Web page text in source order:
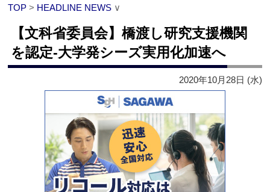
TOP > HEADLINE NEWS ∨
【文科省委員会】橋渡し研究支援機関
を認定‐大学発シーズ実用化加速へ
2020年10月28日 (水)